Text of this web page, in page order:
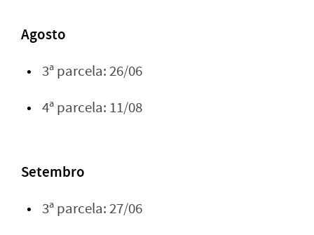
Agosto
3ª parcela: 26/06
4ª parcela: 11/08
Setembro
3ª parcela: 27/06